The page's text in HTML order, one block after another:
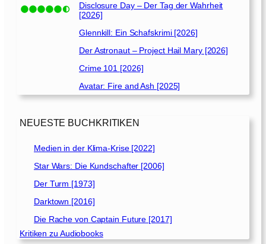
Disclosure Day – Der Tag der Wahrheit
[2026]
Glennkill: Ein Schafskrimi [2026]
Der Astronaut – Project Hail Mary [2026]
Crime 101 [2026]
Avatar: Fire and Ash [2025]
NEUESTE BUCHKRITIKEN
Medien in der Klima-Krise [2022]
Star Wars: Die Kundschafter [2006]
Der Turm [1973]
Darktown [2016]
Die Rache von Captain Future [2017]
Kritiken zu Audiobooks